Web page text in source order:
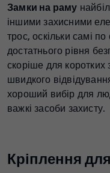
Замки на раму
іншими захисними
трос, оскільки самі
достатнього рівня
скоріше для
швидкого
хороший вибір для
важкі засоби захисту.
Кріплення